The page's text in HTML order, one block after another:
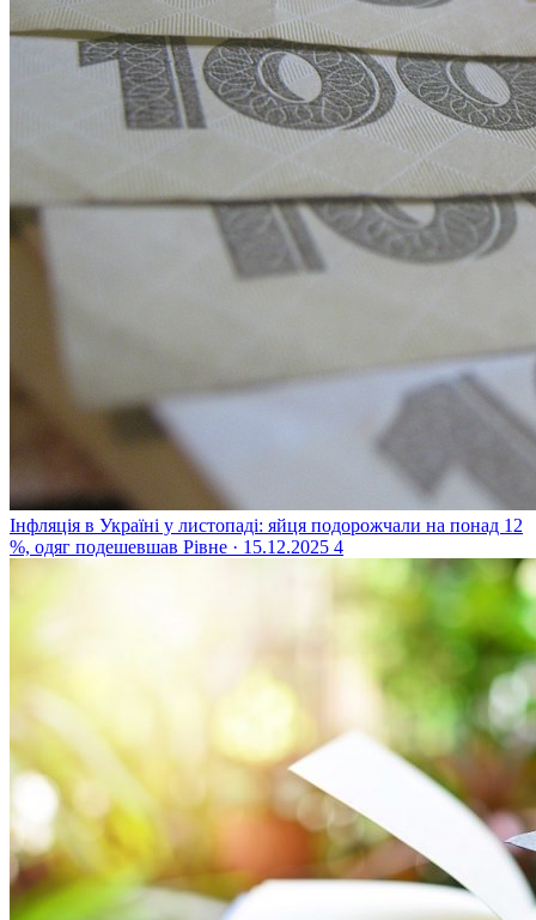
Інфляція в Україні у листопаді: яйця подорожчали на понад 12
%, одяг подешевшав Рівне · 15.12.2025 4